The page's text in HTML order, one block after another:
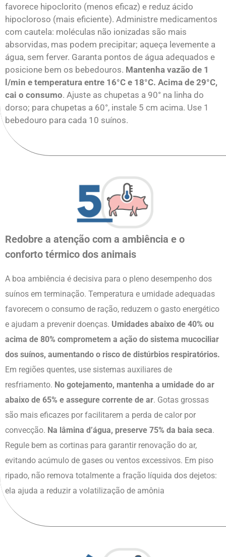
favorece hipoclorito (menos eficaz) e reduz ácido
hipocloroso (mais eficiente). Administre medicamentos
com cautela: moléculas não ionizadas são mais
absorvidas, mas podem precipitar; aqueça levemente a
água, sem ferver. Garanta pontos de água adequados e
posicione bem os bebedouros. Mantenha vazão de 1
l/min e temperatura entre 16°C e 18°C. Acima de 29°C,
cai o consumo. Ajuste as chupetas a 90° na linha do
dorso; para chupetas a 60°, instale 5 cm acima. Use 1
bebedouro para cada 10 suínos.
Redobre a atenção com a ambiência e o
conforto térmico dos animais
A boa ambiência é decisiva para o pleno desempenho dos
suínos em terminação. Temperatura e umidade adequadas
favorecem o consumo de ração, reduzem o gasto energético
e ajudam a prevenir doenças. Umidades abaixo de 40% ou
acima de 80% comprometem a ação do sistema mucociliar
dos suínos, aumentando o risco de distúrbios respiratórios.
Em regiões quentes, use sistemas auxiliares de
resfriamento. No gotejamento, mantenha a umidade do ar
abaixo de 65% e assegure corrente de ar. Gotas grossas
são mais eficazes por facilitarem a perda de calor por
convecção. Na lâmina d’água, preserve 75% da baia seca.
Regule bem as cortinas para garantir renovação do ar,
evitando acúmulo de gases ou ventos excessivos. Em piso
ripado, não remova totalmente a fração líquida dos dejetos:
ela ajuda a reduzir a volatilização de amônia